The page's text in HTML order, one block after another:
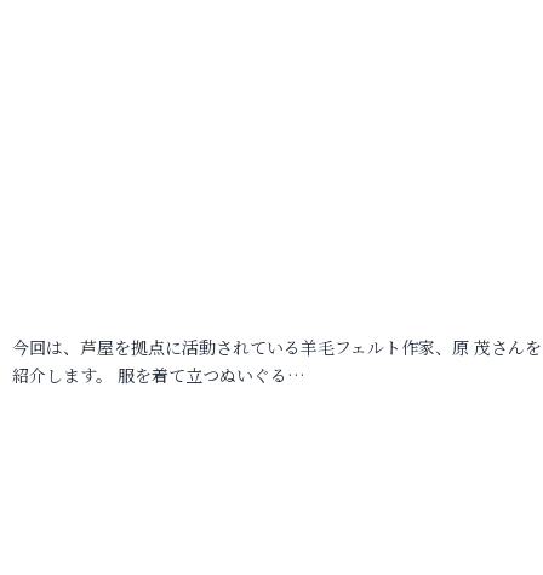
今回は、芦屋を拠点に活動されている羊毛フェルト作家、原 茂さん
紹介します。 服を着て立つぬいぐる…